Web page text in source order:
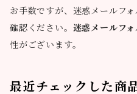
お手数ですが、迷惑メールフ
確認ください。 迷惑メールフォ
性がございます。
最近チェックした商